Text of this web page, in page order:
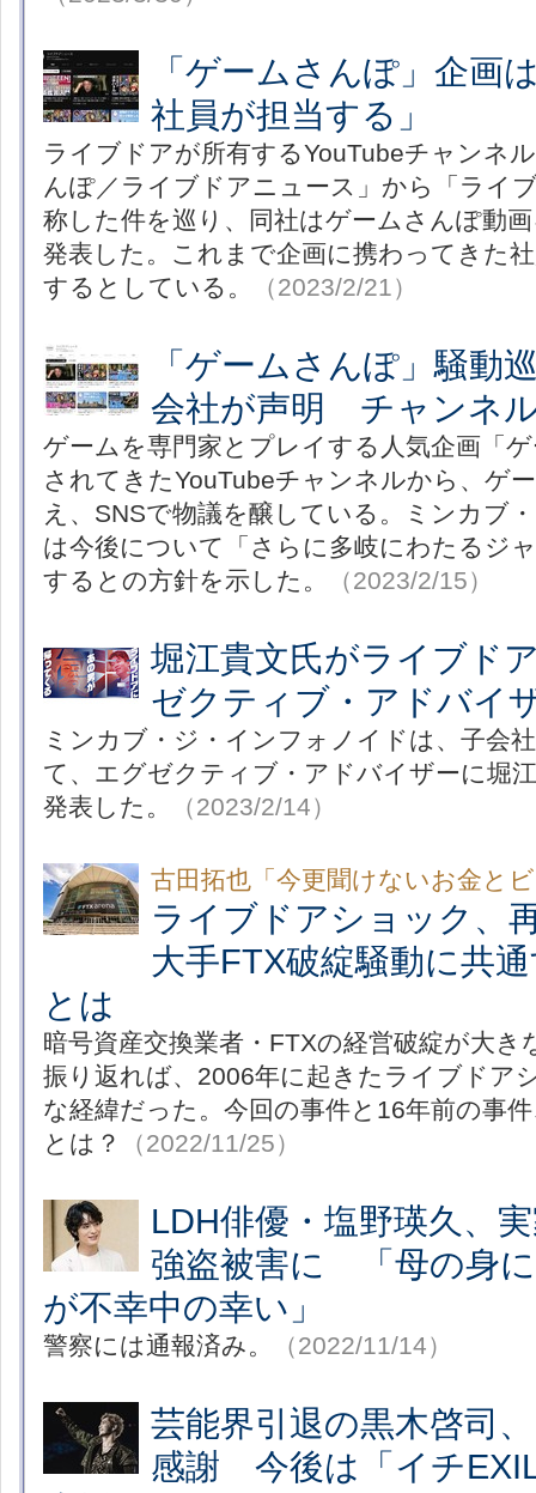
「ゲームさんぽ」企
社員が担当する」
ライブドアが所有するYouTubeチャンネ
んぽ／ライブドアニュース」から「ライ
称した件を巡り、同社はゲームさんぽ動
発表した。これまで企画に携わってきた
するとしている。
（2023/2/21）
「ゲームさんぽ」騒動
会社が声明 チャンネ
ゲームを専門家とプレイする人気企画「
されてきたYouTubeチャンネルから、ゲ
え、SNSで物議を醸している。ミンカブ
は今後について「さらに多岐にわたるジ
するとの方針を示した。
（2023/2/15）
堀江貴文氏がライブド
ゼクティブ・アドバイ
ミンカブ・ジ・インフォノイドは、子会
て、エグゼクティブ・アドバイザーに堀
発表した。
（2023/2/14）
古田拓也「今更聞けないお金と
ライブドアショック、
大手FTX破綻騒動に共
とは
暗号資産交換業者・FTXの経営破綻が大
振り返れば、2006年に起きたライブドア
な経緯だった。今回の事件と16年前の事
とは？
（2022/11/25）
LDH俳優・塩野瑛久、
強盗被害に 「母の身
が不幸中の幸い」
警察には通報済み。 （2022/11/14）
芸能界引退の黒木啓司
感謝 今後は「イチ